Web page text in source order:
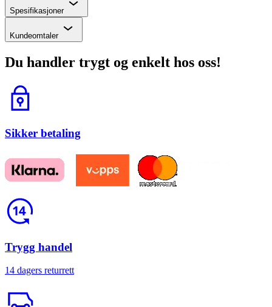
Spesifikasjoner
Kundeomtaler
Du handler trygt og enkelt hos oss!
Sikker betaling
Trygg handel
14 dagers returrett